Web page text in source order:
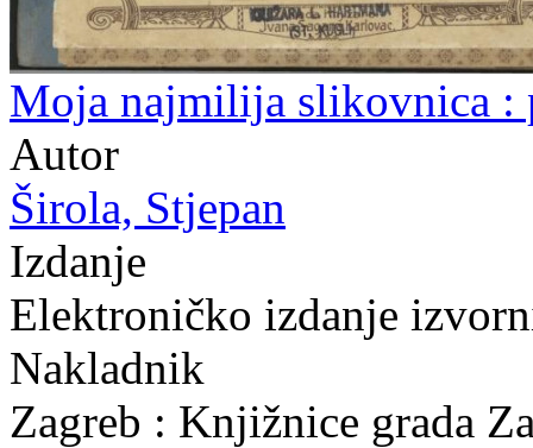
Moja najmilija slikovnica :
Autor
Širola, Stjepan
Izdanje
Elektroničko izdanje
Nakladnik
Zagreb : Knjižnice grada